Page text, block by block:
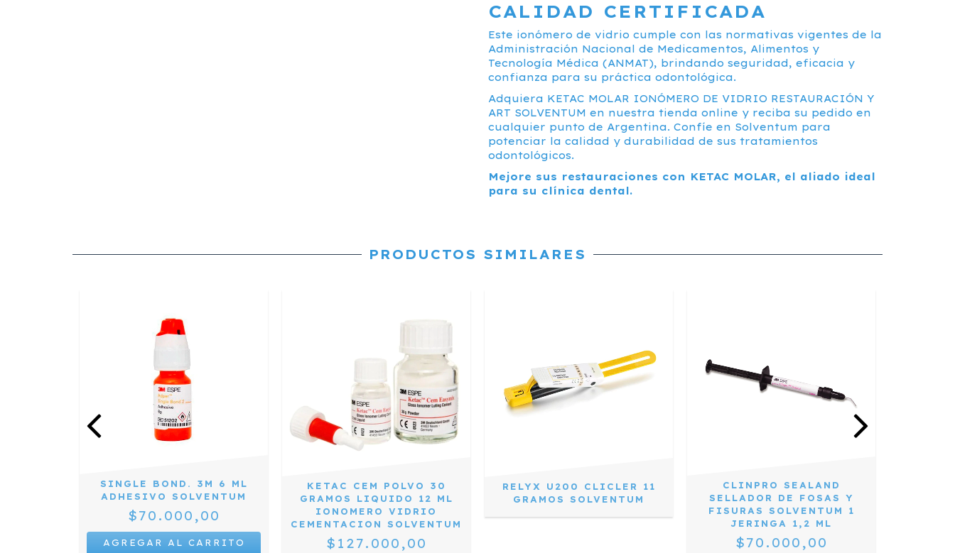
CALIDAD CERTIFICADA
Este ionómero de vidrio cumple con las normativas vigentes de la
Administración Nacional de Medicamentos, Alimentos y
Tecnología Médica (ANMAT), brindando seguridad, eficacia y
confianza para su práctica odontológica.
Adquiera KETAC MOLAR IONÓMERO DE VIDRIO RESTAURACIÓN Y
ART SOLVENTUM en nuestra tienda online y reciba su pedido en
cualquier punto de Argentina. Confíe en Solventum para
potenciar la calidad y durabilidad de sus tratamientos
odontológicos.
Mejore sus restauraciones con KETAC MOLAR, el aliado ideal
para su clínica dental.
PRODUCTOS SIMILARES
SINGLE BOND. 3M 6 ML
ADHESIVO SOLVENTUM
$70.000,00
KETAC CEM POLVO 30
GRAMOS LIQUIDO 12 ML
IONOMERO VIDRIO
CEMENTACION SOLVENTUM
$127.000,00
RELYX U200 CLICLER 11
GRAMOS SOLVENTUM
CLINPRO SEALAND
SELLADOR DE FOSAS Y
FISURAS SOLVENTUM 1
JERINGA 1,2 ML
$70.000,00